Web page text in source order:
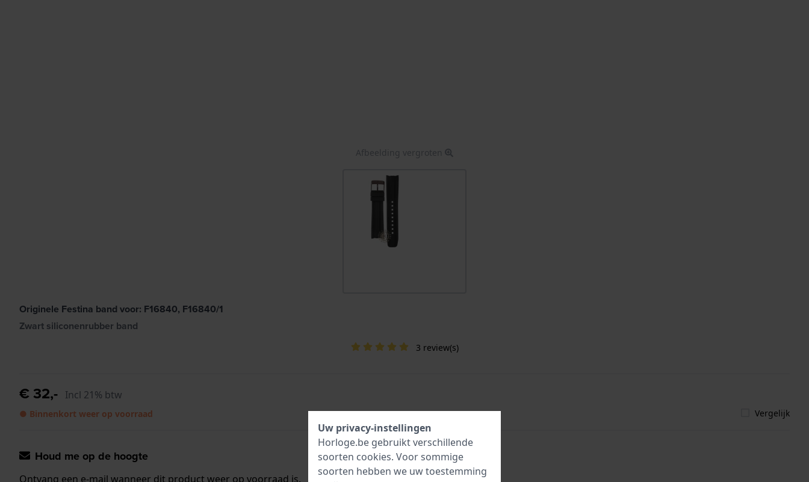
Afbeelding vergroten
Originele Festina band voor: F16840, F16840/1
Zwart siliconenrubber band
3 review(s)
€ 32,- Incl 21% btw
● Binnenkort weer op voorraad Vergelijk
Houd me op de hoogte
Ontvang een e-mail wanneer dit product weer op voorraad is.
Uw privacy-instellingen
Horloge.be gebruikt verschillende
soorten cookies. Voor sommige
soorten hebben we uw toestemming